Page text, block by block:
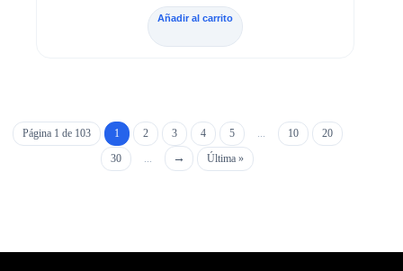
Añadir al carrito
Página 1 de 103 1 2 3 4 5 ... 10
20
30
... Última »